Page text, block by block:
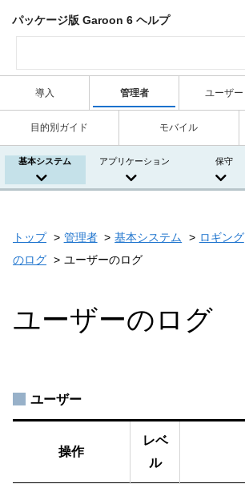
パッケージ版 Garoon 6 ヘルプ
導入 管理者 ユーザー
目的別ガイド モバイル
基本システム アプリケーション 保守
トップ 管理者 基本システム ロギング
のログ
ユーザーのログ
ユーザーのログ
ユーザー
操作
レベ
ル